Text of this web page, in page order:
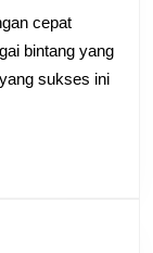
Di
cepat
bintang yang
sukses ini